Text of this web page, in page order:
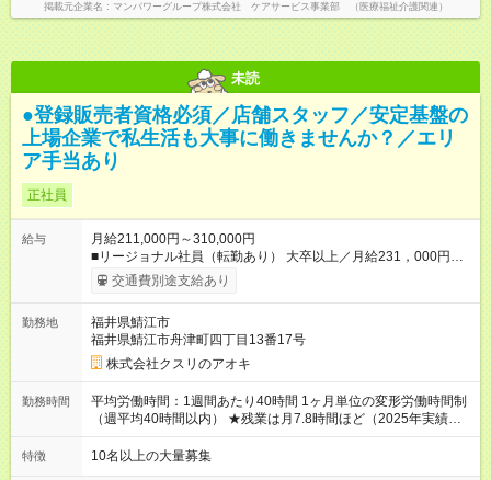
掲載元企業名 マンパワーグループ株式会社 ケアサービス事業部 （医療福祉介護関連）
未読
●登録販売者資格必須／店舗スタッフ／安定基盤の
上場企業で私生活も大事に働きませんか？／エリ
ア手当あり
正社員
給与
月給211,000円～310,000円
■リージョナル社員（転勤あり） 大卒以上／月給231，000円～
310，000円 高卒以上／月給211，000円～310，000円 ★エリア
手当（石川県、富山県、福井県、岐阜県、群馬県、茨城県 月1
種手当あり ★登録販売者資格保持者への月1万円支給を含む（実
務経験がない方にも同額を支給） ※ただし、短時間勤務・早番
固定社員は当社規定に従い額が変動 ＝＝＝＝＝＝＝＝＝＝＝＝
＝＝ ★職務給制度で実力次第で収入アップ！ 職務内容に応じて
給与が支払われ、昇格試験なく役職に就いた時点で年収がUPす
る制度です。 約4割の社員が入社3年目で店長に就いています。
交通費別途支給あり
勤務地
福井県鯖江市
福井県鯖江市舟津町四丁目13番17号
株式会社クスリのアオキ
勤務時間
平均労働時間：1週間あたり40時間 1ヶ月単位の変形労働時間制
（週平均40時間以内） ★残業は月7.8時間ほど（2025年実績）
＜店舗の基本営業時間＞ 9時～22時 ※勤務時間は店舗により異
なります。 ＜シフト例＞ 早番：8時00分～17時00分 中番：11
特徴 10名以上の大量募集